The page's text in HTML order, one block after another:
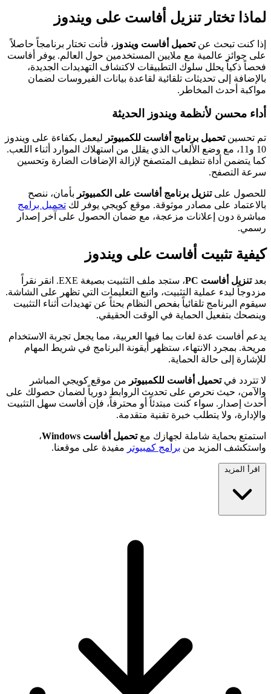
لماذا تختار تنزيل أفاست على ويندوز
إذا كنت تبحث عنتحميل أفاست ويندوز ، فأنت تختار برنامجاً حاصلاً
على جوائز عالمية مع ملايين المستخدمين حول العالم. يوفر أفاست
فحصاً ذكياً يحلل سلوك التطبيقات لاكتشاف التهديدات الجديدة،
بالإضافة إلى تحديثات تلقائية لقاعدة بيانات الفيروسات لضمان
مواكبة أحدث المخاطر.
أداء محسن لأنظمة ويندوز الحديثة
تم تحسينتحميل برنامج أفاست للكمبيوتر ليعمل بكفاءة على ويندوز
10 و11، مع وضع الألعاب الذي يقلل من استهلاك الموارد أثناء اللعب.
كما يتضمن أداة تنظيف المتصفح لإزالة الإضافات الضارة وتحسين
سرعة التصفح.
للحصول علىتنزيل برنامج أفاست على الكمبيوتر بأمان، ننصح
بالاعتماد على مصادر موثوقة. موقع كويجي يوفر لك تحميل برامج
مباشرة دون إعلانات مزعجة، مع ضمان الحصول على آخر إصدار
رسمي.
كيفية تثبيت أفاست على ويندوز
بعدتنزيل أفاست PC
، ستجد ملف التثبيت بصيغة EXE. انقر نقراً
مزدوجاً لبدء عملية التثبيت، واتبع التعليمات التي تظهر على الشاشة.
سيقوم البرنامج تلقائياً بفحص النظام بحثاً عن تهديدات أثناء التثبيت
وينصحك بتفعيل الحماية في الوقت الحقيقي.
يدعم أفاست عدة لغات بما فيها العربية، مما يجعل تجربة الاستخدام
مريحة. بمجرد الانتهاء، ستظهر أيقونة البرنامج في شريط المهام
للإشارة إلى حالة الحماية.
لا تتردد فيتحميل أفاست للكمبيوتر من موقع كويجي المباشر
والآمن، حيث نحرص على تحديث الروابط دورياً لضمان حصولك على
أحدث إصدار. سواء كنت مبتدئاً أو محترفاً، فإن أفاست سهل التثبيت
والإدارة، ولا يتطلب خبرة تقنية متقدمة.
استمتع بحماية شاملة لجهازك معتحميل أفاست Windows
،
واستكشف المزيد من برامج كمبيوتر مفيدة على موقعنا.
اقرأ المزيد